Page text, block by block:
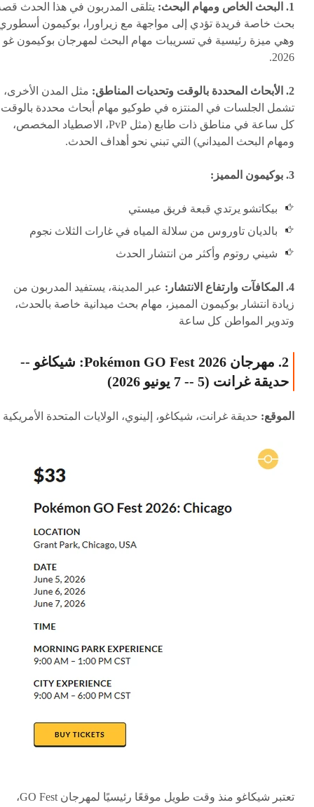
1. البحث الخاص ومهام البحث:
يتلقى المدربون في هذا الحدث
بحث خاصة فريدة تؤدي إلى مواجهة مع زيراورا، بوكيمون
وهي ميزة رئيسية في تسريبات مهام البحث لمهرجان بوكيمون غو
2026.
2. الأبحاث المحددة بالوقت وتحديات المناطق:
مثل المدن الأخرى،
تشمل الجلسات في المنتزه في طوكيو مهام أبحاث محددة بالوقت
كل ساعة في مناطق ذات طابع (مثل PvP، الاصطياد المخصص،
ومهام البحث الميداني) التي تبني نحو أهداف الحدث.
3. بوكيمون المميز:
بيكاتشو يرتدي قبعة فريق ميستي
بالديان تاوروس من سلالة المياه في غارات الثلاث نجوم
شيني روتوم وأكثر من انتشار الحدث
4. المكافآت وارتفاع الانتشار:
عبر المدينة، يستفيد المدربون من
زيادة انتشار بوكيمون المميز، مهام بحث ميدانية خاصة بالحدث،
وتدوير المواطن كل ساعة
2. مهرجان Pokémon GO Fest 2026: شيكاغو --
حديقة غرانت (5 -- 7 يونيو 2026)
الموقع: حديقة غرانت، شيكاغو، إلينوي، الولايات المتحدة الأمريكية
تعتبر شيكاغو منذ وقت طويل موقعًا رئيسيًا لمهرجان GO Fest،